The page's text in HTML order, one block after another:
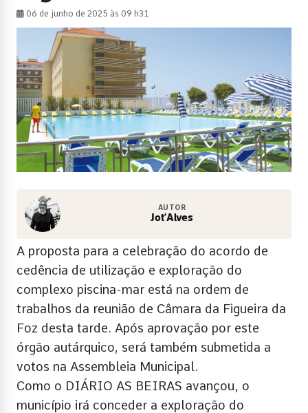
06 de junho de 2025 às 09 h31
AUTOR
Jot’Alves
A proposta para a celebração do acordo de
cedência de utilização e exploração do
complexo piscina-mar está na ordem de
trabalhos da reunião de Câmara da Figueira da
Foz desta tarde. Após aprovação por este
órgão autárquico, será também submetida a
votos na Assembleia Municipal.
Como o DIÁRIO AS BEIRAS avançou, o
município irá conceder a exploração do